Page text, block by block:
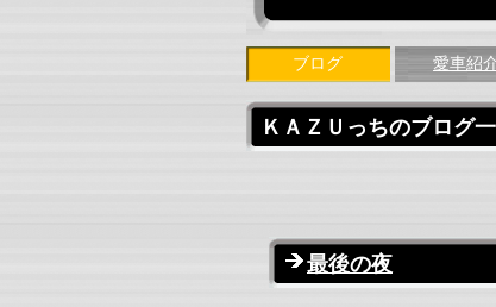
ブログ 愛車紹
ＫＡＺＵっちのブログ
最後の夜